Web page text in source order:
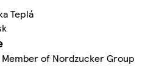
Teplá
Member of Nordzucker Group